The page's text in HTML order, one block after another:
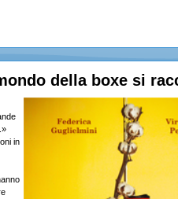
della boxe si
in